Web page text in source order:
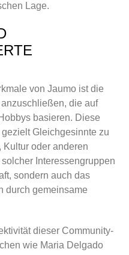
Lage.
von Jaumo ist die
die auf
basieren. Diese
Gleichgesinnte zu
oder anderen
Interessengruppen
sondern auch das
durch gemeinsame
dieser Community-
wie Maria Delgado